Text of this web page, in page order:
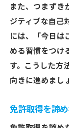
また、つまずき
ジティブな自己
には、「今日は
める習慣をつけ
す。こうした方
向きに進めまし
免許取得を諦